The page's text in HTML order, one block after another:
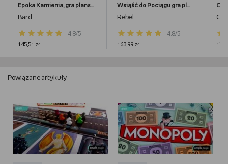
Epoka Kamienia, gra planszowa, Bard
Bard
4.8/5
145,51 zł
Wsiąść do Pociągu gra planoszowa, Rebel, gra planszowa
Rebel
4.8/5
163,99 zł
Powiązane artykuły